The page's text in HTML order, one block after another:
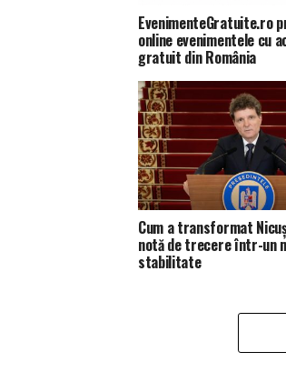
EvenimenteGratuite.ro
online evenimentele cu
gratuit din România
Cum a transformat
notă de trecere într-un
stabilitate